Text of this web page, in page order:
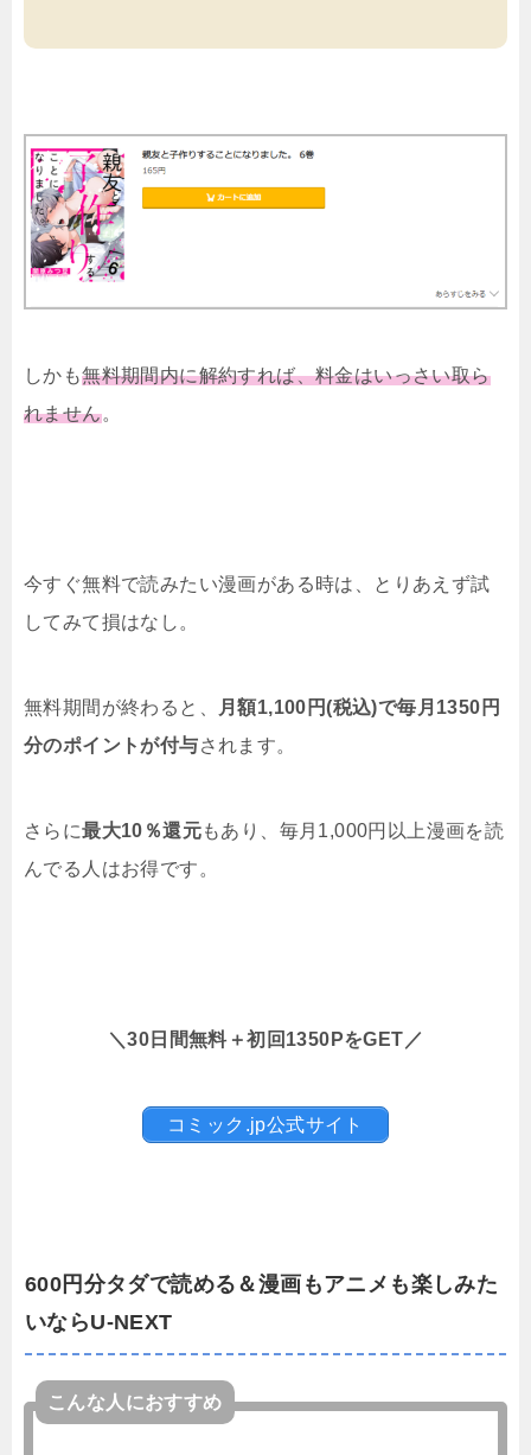
しかも無料期間内に解約すれば、料金はいっさい取ら
れません。
今すぐ無料で読みたい漫画がある時は、とりあえず試
してみて損はなし。
無料期間が終わると、
月額1,100円(税込)で毎月1350円
分のポイントが付与されます。
さらに最大10％還元もあり、毎月1,000円以上漫画を読
んでる人はお得です。
＼30日間無料＋初回1350PをGET／
コミック.jp公式サイト
600円分タダで読める＆漫画もアニメも楽しみた
いならU-NEXT
こんな人におすすめ